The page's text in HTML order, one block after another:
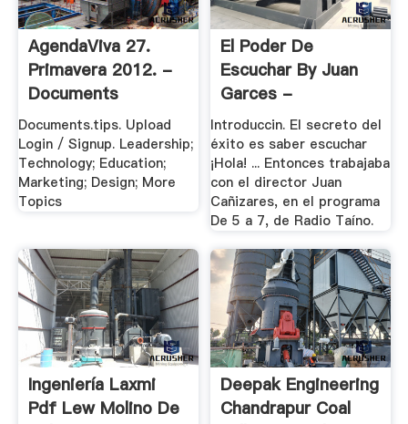
AgendaViva 27.
Primavera 2012. -
Documents
Documents.tips. Upload
Login / Signup. Leadership;
Technology; Education;
Marketing; Design; More
Topics
El Poder De
Escuchar By Juan
Garces -
Introduccin. El secreto del
éxito es saber escuchar
¡Hola! ... Entonces trabajaba
con el director Juan
Cañizares, en el programa
De 5 a 7, de Radio Taíno.
Ingeniería Laxmi
Pdf Lew Molino De
Deepak Engineering
Chandrapur Coal